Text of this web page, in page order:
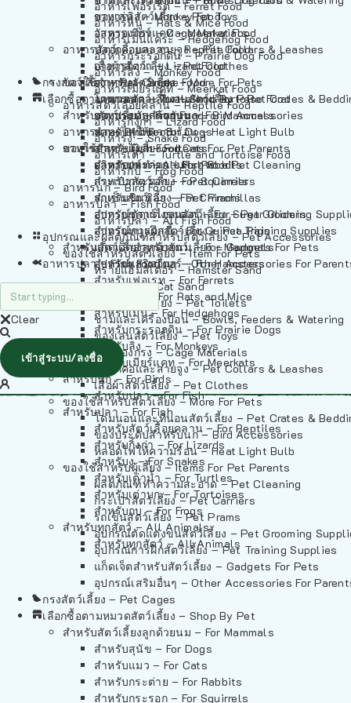
อาหารเฟอร์เร็ต – Ferret Food
อาหารหนู – Rats & Mice Food
อาหารเม่นแคระ – Hedgehog Food
อาหารกระรอกดิน – Prairie Dog Food
อาหารลิง – Monkey Food
อาหารเมียร์แคท – Meerkat Food
อาหารสัตว์เลี้อยคลาน – Reptile Food
อาหารกิ้งก่า – Lizard Food
อาหารงู – Snake Food
อาหารเต่า – Turtle and Tortoise Food
อาหารกบ – Frog Food
อาหารนก – Bird Food
อาหารปลา – Fish Food
อาหารปลา – All Fish Food
อุปกรณและผลิตภัณฑ์สำหรับสัตว์เลี้ยง – Pet Accessories
ของใช้สำหรับสัตว์เลี้ยง – Item For Pets
ทรายแฮมสเตอร์ – Hamster Sand
ทรายแมว – Cat Sand
ห้องน้ำสัตว์เลี้ยง – Pet Toilets
ชามและเครื่องป้อน – Bowls, Feeders & Watering
ของเล่นสัตว์เลี้ยง – Pet Toys
วัสดุรองกรง – Cage Materials
ปลอกคอและสายจูง – Pet Collars & Leashes
เสื้อผ้าสัตว์เลี้ยง – Pet Clothes
ของใช้สำหรับสัตว์เลี้ยง – More For Pets
โดมนอนและที่นอนสัตว์เลี้ยง – Pet Crates &
ของประดับสำหรับนก – Bird Accessories
หลอดไฟให้ความร้อน – Heat Light Bulb
ของใช้สำหรับผู้เลี้ยง – Items For Pet Parents
ผลิตภัณฑ์ทำความสะอาด – Pet Cleaning
กระเป๋าสัตว์เลี้ยง – Pet Carriers
รถเข็นสัตว์เลี้ยง – Pet Prams
อุปกรณ์ตัดแต่งขนสัตว์เลี้ยง – Pet Grooming
อุปกรณ์การฝึกสัตว์เลี้ยง – Pet Training Supplies
แก็ดเจ็ตสำหรับสัตว์เลี้ยง – Gadgets For Pets
อุปกรณ์เสริมอื่นๆ – Other Accessories For
กรงสัตว์เลี้ยง – Pet Cages
เลือกซื้อตามหมวดสัตว์เลี้ยง – Shop By Pet
สำหรับสัตว์เลี้ยงลูกด้วยนม – For Mammals
สำหรับสุนัข – For Dogs
สำหรับแมว – For Cats
สำหรับกระต่าย – For Rabbits
สำหรับกระรอก – For Squirrels
อาหารลิง – Monkey Food
อาหารเมียร์แคท – Meerkat Food
อาหารสัตว์เลี้อยคลาน – Reptile Food
อาหารกิ้งก่า – Lizard Food
อาหารงู – Snake Food
อาหารเต่า – Turtle and Tortoise Food
อาหารกบ – Frog Food
อาหารนก – Bird Food
อาหารปลา – Fish Food
อาหารปลา – All Fish Food
ของเล่นสัตว์เลี้ยง – Pet Toys
วัสดุรองกรง – Cage Materials
ปลอกคอและสายจูง – Pet Collars & Leashes
เสื้อผ้าสัตว์เลี้ยง – Pet Clothes
ของใช้สำหรับสัตว์เลี้ยง – More For Pets
โดมนอนและที่นอนสัตว์เลี้ยง – Pet Crates &
ของประดับสำหรับนก – Bird Accessories
หลอดไฟให้ความร้อน – Heat Light Bulb
ของใช้สำหรับผู้เลี้ยง – Items For Pet Parents
ผลิตภัณฑ์ทำความสะอาด – Pet Cleaning
กระเป๋าสัตว์เลี้ยง – Pet Carriers
รถเข็นสัตว์เลี้ยง – Pet Prams
อุปกรณ์ตัดแต่งขนสัตว์เลี้ยง – Pet Grooming
อุปกรณ์การฝึกสัตว์เลี้ยง – Pet Training Supplies
แก็ดเจ็ตสำหรับสัตว์เลี้ยง – Gadgets For Pets
อุปกรณ์เสริมอื่นๆ – Other Accessories For
กรงสัตว์เลี้ยง – Pet Cages
เลือกซื้อตามหมวดสัตว์เลี้ยง – Shop By Pet
สำหรับสัตว์เลี้ยงลูกด้วยนม – For Mammals
สำหรับสุนัข – For Dogs
สำหรับแมว – For Cats
สำหรับกระต่าย – For Rabbits
สำหรับกระรอก – For Squirrels
สำหรับชินชิล่า – For Chinchillas
สำหรับชูการ์ไกลเดอร์ – For Sugar Gliders
สำหรับหนูแกสบี้ – For Guinea Pigs
สำหรับสัตว์เลี้ยงลูกด้วยนม – For Mammals
สำหรับแฮมสเตอร์ – For Hamsters
สำหรับเฟอเรท – For Ferrets
สำหรับหนู – For Rats and Mice
สำหรับเม่น – For Hedgehogs
สำหรับกระรอกดิน – For Prairie Dogs
สำหรับลิง – For Monkeys
สำหรับเมียร์แคท – For Meerkats
สำหรับนก – For Birds
สำหรับปลา – For Fish
สำหรับปลา – For Fish
สำหรับสัตว์เลื้อยคลาน – For Reptiles
สำหรับกิ้งก่า – For Lizards
สำหรับงู – For Snakes
สำหรับเต่าน้ำ – For Turtles
สำหรับเต่าบก – For Tortoises
สำหรับกบ – For Frogs
สำหรับทุกสัตว์ – All Animals
สำหรับทุกสัตว์ – All Animals
อาหารปลา – Fish Food
Clear
เข้าสู่ระบบ/ลงชื่อ